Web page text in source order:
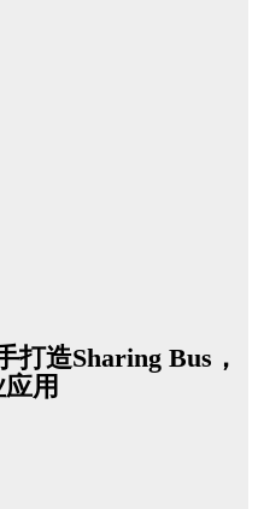
打造Sharing Bus，
用